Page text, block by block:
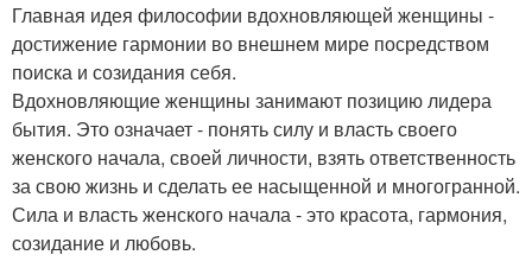
Главная идея философии вдохновляющей женщины -
достижение гармонии во внешнем мире посредством
поиска и созидания себя.
Вдохновляющие женщины занимают позицию лидера
бытия. Это означает - понять силу и власть своего
женского начала, своей личности, взять ответственность
за свою жизнь и сделать ее насыщенной и многогранной.
Сила и власть женского начала - это красота, гармония,
созидание и любовь.